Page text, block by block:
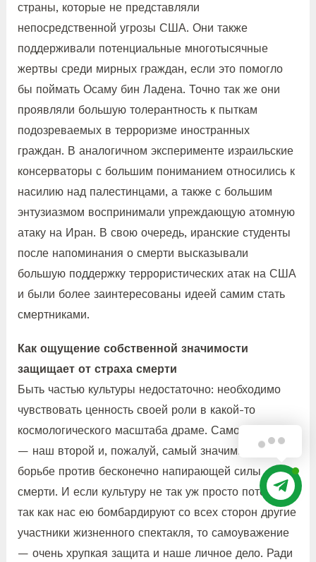
страны, которые не представляли
непосредственной угрозы США. Они также
поддерживали потенциальные многотысячные
жертвы среди мирных граждан, если это помогло
бы поймать Осаму бин Ладена. Точно так же они
проявляли большую толерантность к пыткам
подозреваемых в терроризме иностранных
граждан. В аналогичном эксперименте израильские
консерваторы с большим пониманием относились к
насилию над палестинцами, а также с большим
энтузиазмом воспринимали упреждающую атомную
атаку на Иран. В свою очередь, иранские студенты
после напоминания о смерти высказывали
большую поддержку террористических атак на США
и были более заинтересованы идеей самим стать
смертниками.
Как ощущение собственной значимости
защищает от страха смерти
Быть частью культуры недостаточно: необходимо
чувствовать ценность своей роли в какой-то
космологического масштаба драме. Самоуважение
— наш второй и, пожалуй, самый значимый щит в
борьбе против бесконечно напирающей силы
смерти. И если культуру не так уж просто потерять,
так как нас ею бомбардируют со всех сторон другие
участники жизненного спектакля, то самоуважение
— очень хрупкая защита и наше личное дело. Ради
Здравствуйте!